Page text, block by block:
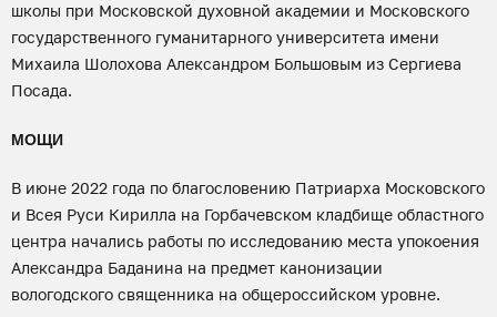
школы при Московской духовной академии и Московского
государственного гуманитарного университета имени
Михаила Шолохова Александром Большовым из Сергиева
Посада.
МОЩИ
В июне 2022 года по благословению Патриарха Московского
и Всея Руси Кирилла на Горбачевском кладбище областного
центра начались работы по исследованию места упокоения
Александра Баданина на предмет канонизации
вологодского священника на общероссийском уровне.